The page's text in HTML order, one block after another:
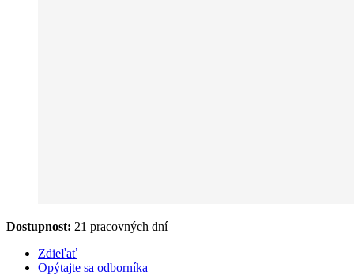
Dostupnost: 21 pracovných dní
Zdieľať
Opýtajte sa odborníka